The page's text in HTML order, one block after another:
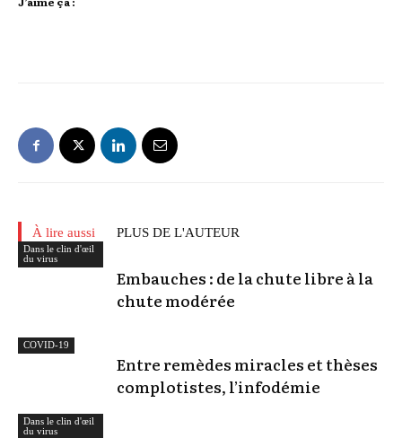
À lire aussi PLUS DE L'AUTEUR
Dans le clin d'œil
du virus
Embauches : de la chute libre à la
chute modérée
COVID-19
Entre remèdes miracles et thèses
complotistes, l’infodémie
Dans le clin d'œil
du virus